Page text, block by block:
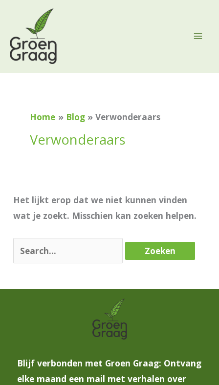
inhoud
Home Blog Verwonderaars
Verwonderaars
Het lijkt erop dat we niet kunnen vinden
wat je zoekt. Misschien kan zoeken helpen.
Blijf verbonden met Groen Graag: Ontvang
elke maand een mail met verhalen over